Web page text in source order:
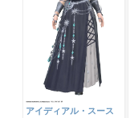
アイディアル・スース